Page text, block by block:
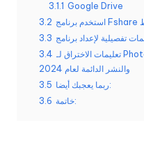
3.1.1 Google Drive
3.2
3.3
3.4 تعليمات الاختراق لـ Photoshop CS3 Portable مع حقوق الطبع
والنشر الدائمة لعام 2024
3.5
ربما يعجبك أيضا:
3.6
خاتمة: